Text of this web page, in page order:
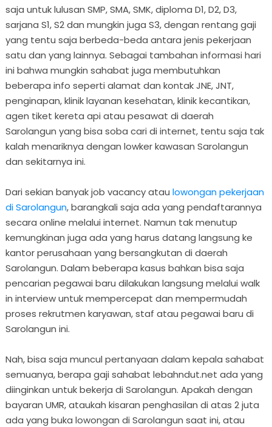
saja untuk lulusan SMP, SMA, SMK, diploma D1, D2, D3,
sarjana S1, S2 dan mungkin juga S3, dengan rentang gaji
yang tentu saja berbeda-beda antara jenis pekerjaan
satu dan yang lainnya. Sebagai tambahan informasi hari
ini bahwa mungkin sahabat juga membutuhkan
beberapa info seperti alamat dan kontak JNE, JNT,
penginapan, klinik layanan kesehatan, klinik kecantikan,
agen tiket kereta api atau pesawat di daerah
Sarolangun yang bisa soba cari di internet, tentu saja tak
kalah menariknya dengan lowker kawasan Sarolangun
dan sekitarnya ini.
Dari sekian banyak job vacancy atau lowongan pekerjaan
di Sarolangun, barangkali saja ada yang pendaftarannya
secara online melalui internet. Namun tak menutup
kemungkinan juga ada yang harus datang langsung ke
kantor perusahaan yang bersangkutan di daerah
Sarolangun. Dalam beberapa kasus bahkan bisa saja
pencarian pegawai baru dilakukan langsung melalui walk
in interview untuk mempercepat dan mempermudah
proses rekrutmen karyawan, staf atau pegawai baru di
Sarolangun ini.
Nah, bisa saja muncul pertanyaan dalam kepala sahabat
semuanya, berapa gaji sahabat lebahndut.net ada yang
diinginkan untuk bekerja di Sarolangun. Apakah dengan
bayaran UMR, ataukah kisaran penghasilan di atas 2 juta
ada yang buka lowongan di Sarolangun saat ini, atau